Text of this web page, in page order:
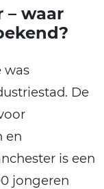
– waar
was
De
en
is een
jongeren